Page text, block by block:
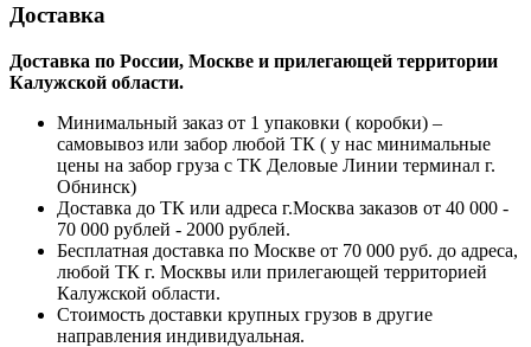
Доставка
Доставка по России, Москве и прилегающей территории
Калужской области.
Минимальный заказ от 1 упаковки ( коробки) –
самовывоз или забор любой ТК ( у нас минимальные
цены на забор груза с ТК Деловые Линии терминал г.
Обнинск)
Доставка до ТК или адреса г.Москва заказов от 40 000 -
70 000 рублей - 2000 рублей.
Бесплатная доставка по Москве от 70 000 руб. до адреса,
любой ТК г. Москвы или прилегающей территорией
Калужской области.
Стоимость доставки крупных грузов в другие
направления индивидуальная.